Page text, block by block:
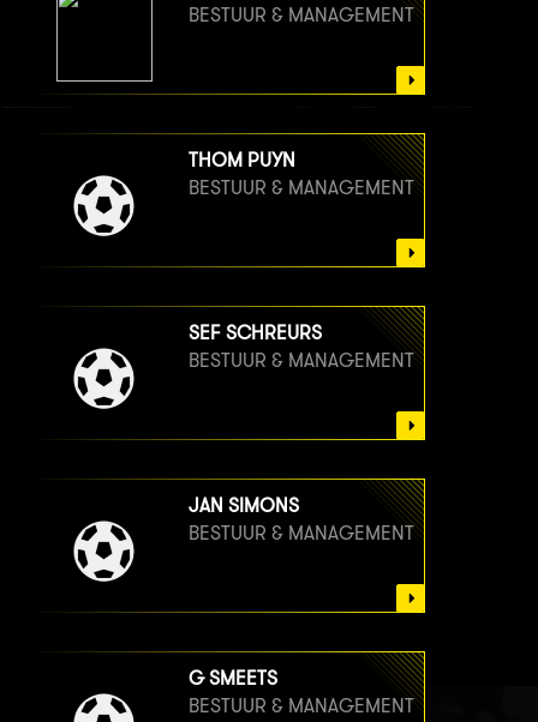
BESTUUR & MANAGEMENT
THOM PUYN
BESTUUR & MANAGEMENT
SEF SCHREURS
BESTUUR & MANAGEMENT
JAN SIMONS
BESTUUR & MANAGEMENT
G SMEETS
BESTUUR & MANAGEMENT